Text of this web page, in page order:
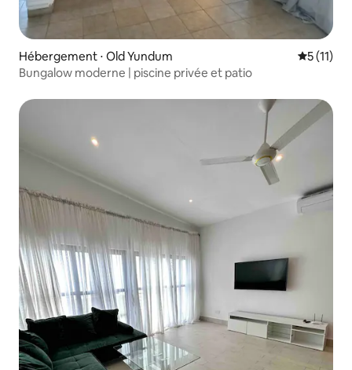
Hébergement ⋅ Old Yundum
5 (11)
Bungalow moderne | piscine privée et patio